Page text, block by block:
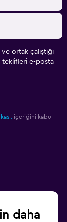
ortak çalıştığı
teklifleri e-posta
içeriğini kabul
daha